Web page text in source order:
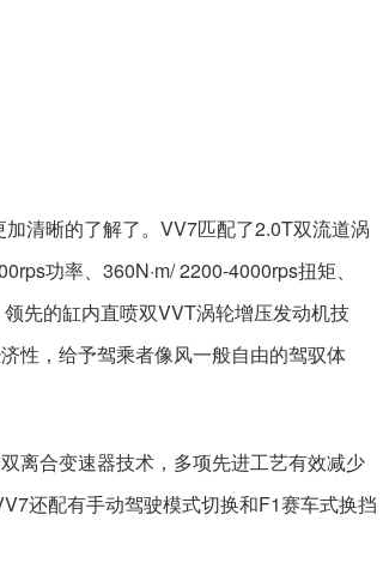
清晰的了解了。VV7匹配了2.0T双流道涡
功率、360N·m/ 2200-4000rps扭矩、
先的缸内直喷双VVT涡轮增压发动机技
性，给予驾乘者像风一般自由的驾驭体
离合变速器技术，多项先进工艺有效减少
还配有手动驾驶模式切换和F1赛车式换挡